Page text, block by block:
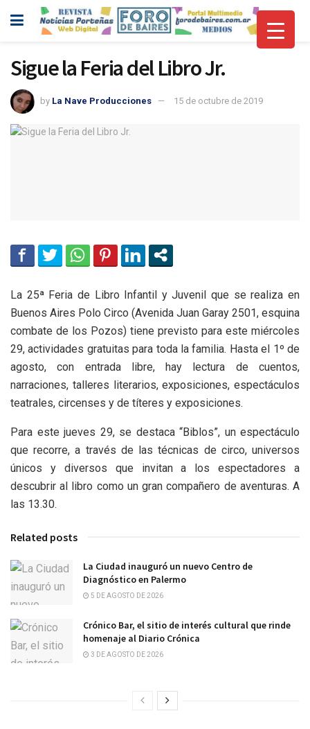
Sigue la Feria del Libro Jr.
by La Nave Producciones 15 de octubre de 2019
La 25ª Feria de Libro Infantil y Juvenil que se realiza en
Buenos Aires Polo Circo (Avenida Juan Garay 2501, esquina
combate de los Pozos) tiene previsto para este miércoles
29, actividades gratuitas para toda la familia. Hasta el 1º de
agosto, con entrada libre, hay lectura de cuentos,
narraciones, talleres literarios, exposiciones, espectáculos
teatrales, circenses y de títeres y exposiciones.
Para este jueves 29, se destaca “Biblos”, un espectáculo
que recorre, a través de las técnicas de circo, universos
únicos y diversos que invitan a los espectadores a
descubrir al libro como un gran compañero de aventuras. A
las 13.30.
Related posts
La Ciudad inauguró un nuevo Centro de
Diagnóstico en Palermo
5 DE AGOSTO DE 2026
Crónico Bar, el sitio de interés cultural que rinde
homenaje al Diario Crónica
3 DE AGOSTO DE 2026